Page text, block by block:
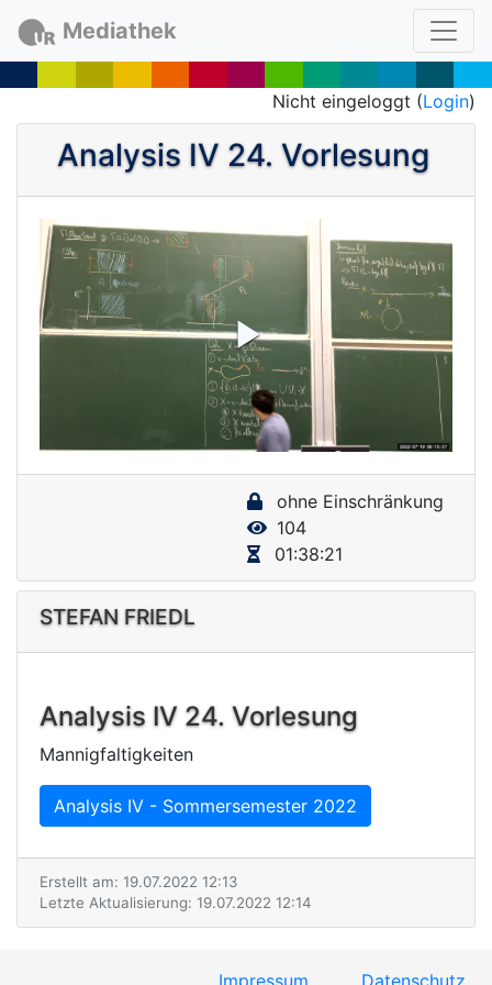
Mediathek
Nicht eingeloggt (Login)
Analysis IV 24. Vorlesung
P
l
a
V
i
d
o
ohne Einschränkung
104
01:38:21
STEFAN FRIEDL
Analysis IV 24. Vorlesung
Mannigfaltigkeiten
Analysis IV - Sommersemester 2022
Erstellt am: 19.07.2022 12:13
Letzte Aktualisierung: 19.07.2022 12:14
Impressum Datenschutz